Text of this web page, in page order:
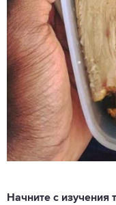
Начните с изучения